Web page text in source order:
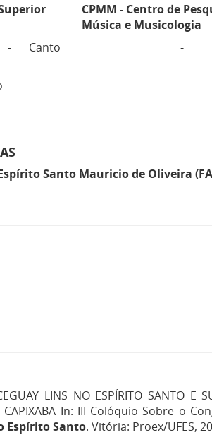
- Canto
CPMM - Centro de
Música e Musicologia
-
Santo Mauricio de Oliveira
LINS NO ESPÍRITO SANTO E
CAPIXABA In: III Colóquio Sobre o
Espírito Santo. Vitória: Proex/UFES,